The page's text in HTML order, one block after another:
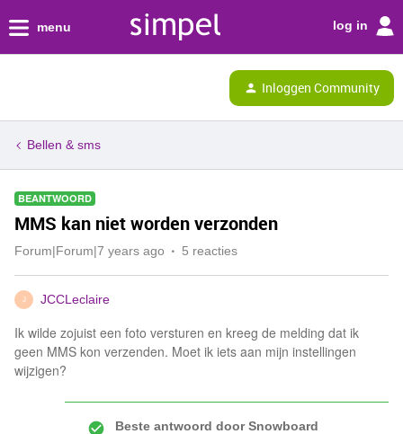
menu log in
Inloggen Community
Bellen & sms
BEANTWOORD
MMS kan niet worden verzonden
Forum|Forum|7 years ago 5 reacties
J JCCLeclaire
Ik wilde zojuist een foto versturen en kreeg de melding dat ik
geen MMS kon verzenden. Moet ik iets aan mijn instellingen
wijzigen?
Beste antwoord doorSnowboard